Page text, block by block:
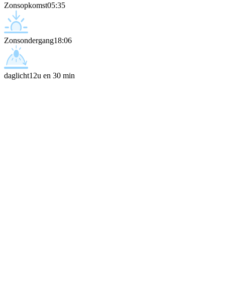
Zonsopkomst05:35
Zonsondergang18:06
daglicht12u en 30 min